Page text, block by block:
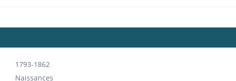
1793-1862
Naissances